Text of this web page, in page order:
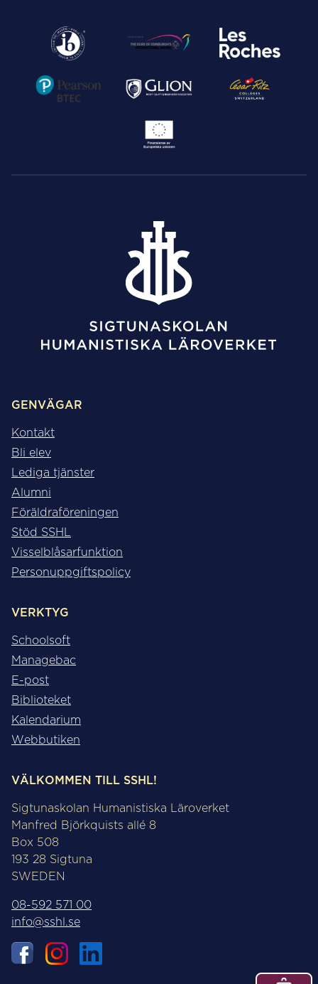
GENVÄGAR
Kontakt
Bli elev
Lediga tjänster
Alumni
Föräldraföreningen
Stöd SSHL
Visselblåsarfunktion
Personuppgiftspolicy
VERKTYG
Schoolsoft
Managebac
E-post
Biblioteket
Kalendarium
Webbutiken
VÄLKOMMEN TILL SSHL!
Sigtunaskolan Humanistiska Läroverket
Manfred Björkquists allé 8
Box 508
193 28 Sigtuna
SWEDEN
08-592 571 00
info@sshl.se